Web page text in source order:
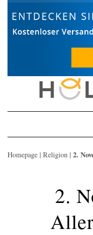
Homepage | Religion | 2.
2.